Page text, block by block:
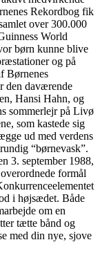
Rekordbog fik
over 300.000
World
børn kunne blive
og på
Børnenes
den daværende
Hansi Hahn, og
sommerlejr på Livø
som kastede sig
ud med verdens
“børnevask”.
3. september 1988,
formål
i højsædet. Både
om en
tætte bånd og
med din nye, sjove